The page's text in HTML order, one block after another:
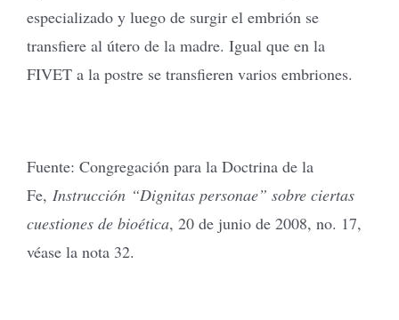
especializado y luego de surgir el embrión se
transfiere al útero de la madre. Igual que en la
FIVET a la postre se transfieren varios embriones.
Fuente: Congregación para la Doctrina de la
Fe, Instrucción “Dignitas personae” sobre ciertas
cuestiones de bioética, 20 de junio de 2008, no. 17,
véase la nota 32.